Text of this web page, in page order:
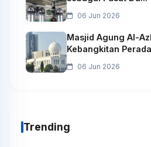
06 Jun 2026
Masjid Agung Al-
Kebangkitan
06 Jun 2026
Trending